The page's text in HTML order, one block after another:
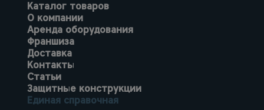
Каталог товаров
О компании
Аренда оборудования
Франшиза
Доставка
Контакты
Статьи
Защитные конструкции
Единая справочная